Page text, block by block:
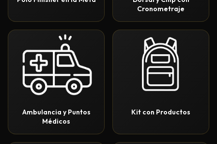
Cronometraje
Ambulancia y Puntos
Médicos
Kit con Productos